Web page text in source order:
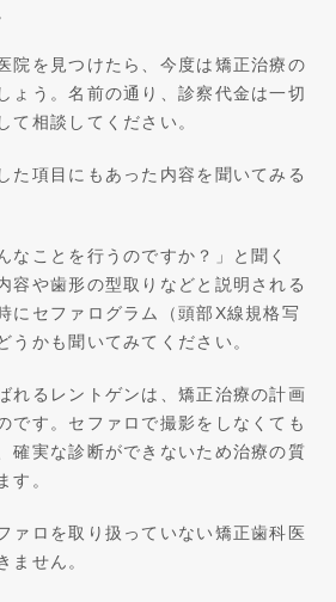
院を見つけたら、今度は矯正治療の
ょう。名前の通り、診察代金は一切
て相談してください。
た項目にもあった内容を聞いてみる
なことを行うのですか？」と聞く
容や歯形の型取りなどと説明される
にセファログラム（頭部X線規格写
うかも聞いてみてください。
れるレントゲンは、矯正治療の計画
です。セファロで撮影をしなくても
確実な診断ができないため治療の質
す。
ァロを取り扱っていない矯正歯科医
ません。